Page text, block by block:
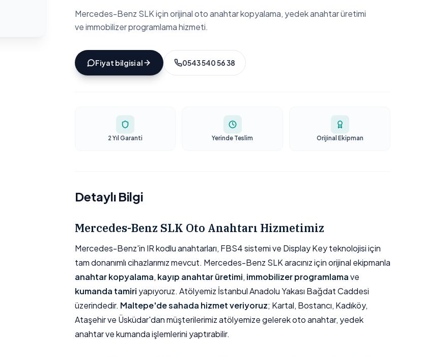
Mercedes-Benz SLK için orijinal oto anahtar kopyalama, yedek anahtar üretimi
ve immobilizer programlama hizmeti.
Fiyat bilgisi al 0543 540 56 38
2 Yıl Garanti Yerinde Teslim Orijinal Ekipman
Detaylı Bilgi
Mercedes-Benz SLK Oto Anahtarı Hizmetimiz
Mercedes-Benz'in IR kodlu anahtarları, FBS4 sistemi ve Display Key teknolojisi için
tam donanımlı cihazlarımız mevcut. Mercedes-Benz SLK aracınız için orijinal ekipmanla
anahtar kopyalama, kayıp anahtar üretimi, immobilizer programlamave
kumanda tamiri yapıyoruz. Atölyemiz İstanbul Anadolu Yakası Bağdat Caddesi
üzerindedir. Maltepe'de sahada hizmet veriyoruz; Kartal, Bostancı, Kadıköy,
Ataşehir ve Üsküdar'dan müşterilerimiz atölyemize gelerek oto anahtar, yedek
anahtar ve kumanda işlemlerini yaptırabilir.